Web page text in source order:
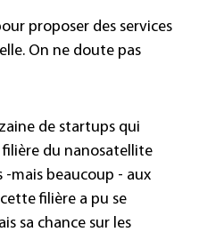
proposer des services
On ne doute pas
de startups qui
du nanosatellite
-mais beaucoup - aux
filière a pu se
sa chance sur les